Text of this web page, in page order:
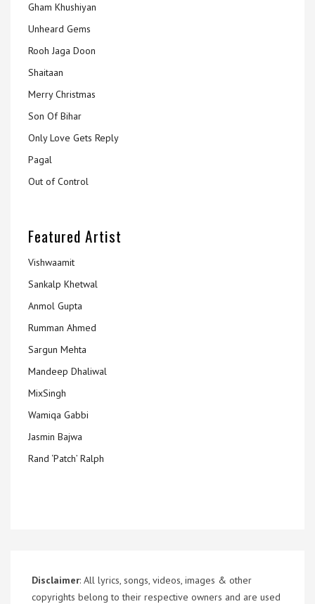
Gham Khushiyan
Unheard Gems
Rooh Jaga Doon
Shaitaan
Merry Christmas
Son Of Bihar
Only Love Gets Reply
Pagal
Out of Control
Featured Artist
Vishwaamit
Sankalp Khetwal
Anmol Gupta
Rumman Ahmed
Sargun Mehta
Mandeep Dhaliwal
MixSingh
Wamiqa Gabbi
Jasmin Bajwa
Rand ‘Patch’ Ralph
Disclaimer: All lyrics, songs, videos, images & other
copyrights belong to their respective owners and are used